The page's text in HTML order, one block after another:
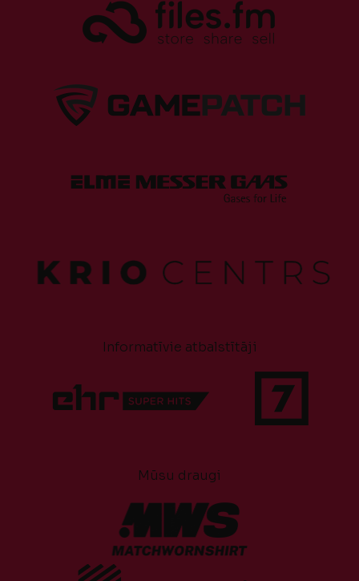
Informatīvie atbalstītāji
Mūsu draugi